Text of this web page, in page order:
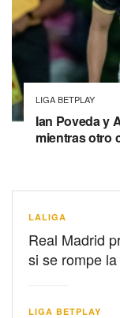
LIGA BETPLAY
Ian Poveda y
mientras otro
LALIGA
Real Madrid
si se rompe
LIGA BETPLAY